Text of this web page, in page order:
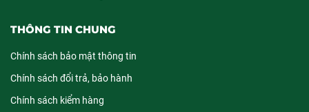
THÔNG TIN CHUNG
Chính sách bảo mật thông tin
Chính sách đổi trả, bảo hành
Chính sách kiểm hàng